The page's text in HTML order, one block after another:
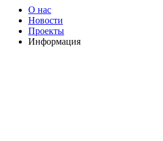
О нас
Новости
Проекты
Информация